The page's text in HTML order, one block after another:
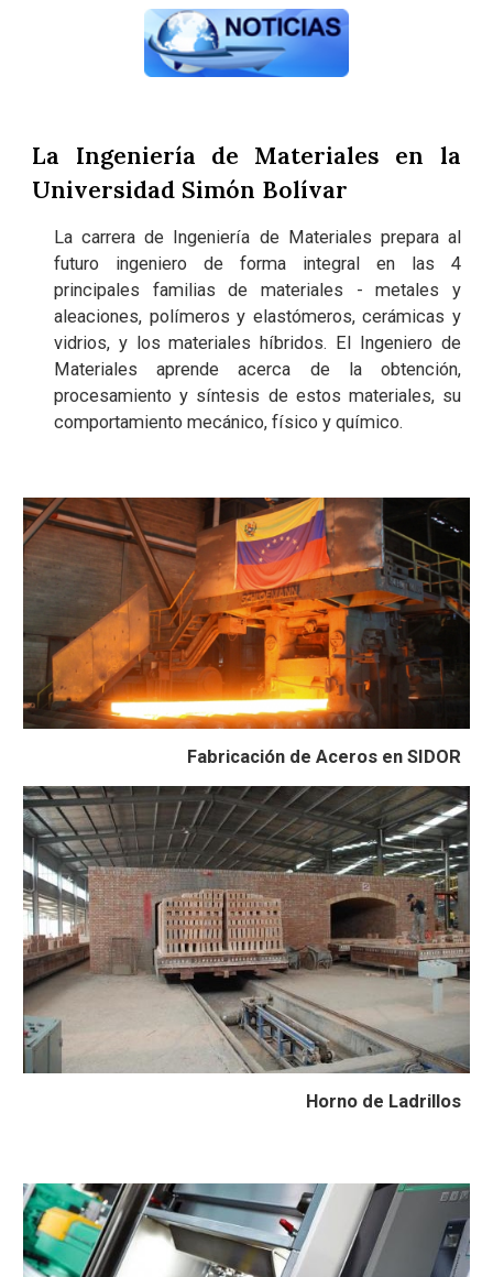
La Ingeniería de Materiales en la
Universidad Simón Bolívar
La carrera de Ingeniería de Materiales prepara al
futuro ingeniero de forma integral en las 4
principales familias de materiales - metales y
aleaciones, polímeros y elastómeros, cerámicas y
vidrios, y los materiales híbridos. El Ingeniero de
Materiales aprende acerca de la obtención,
procesamiento y síntesis de estos materiales, su
comportamiento mecánico, físico y químico.
Fabricación de Aceros en SIDOR
Horno de Ladrillos